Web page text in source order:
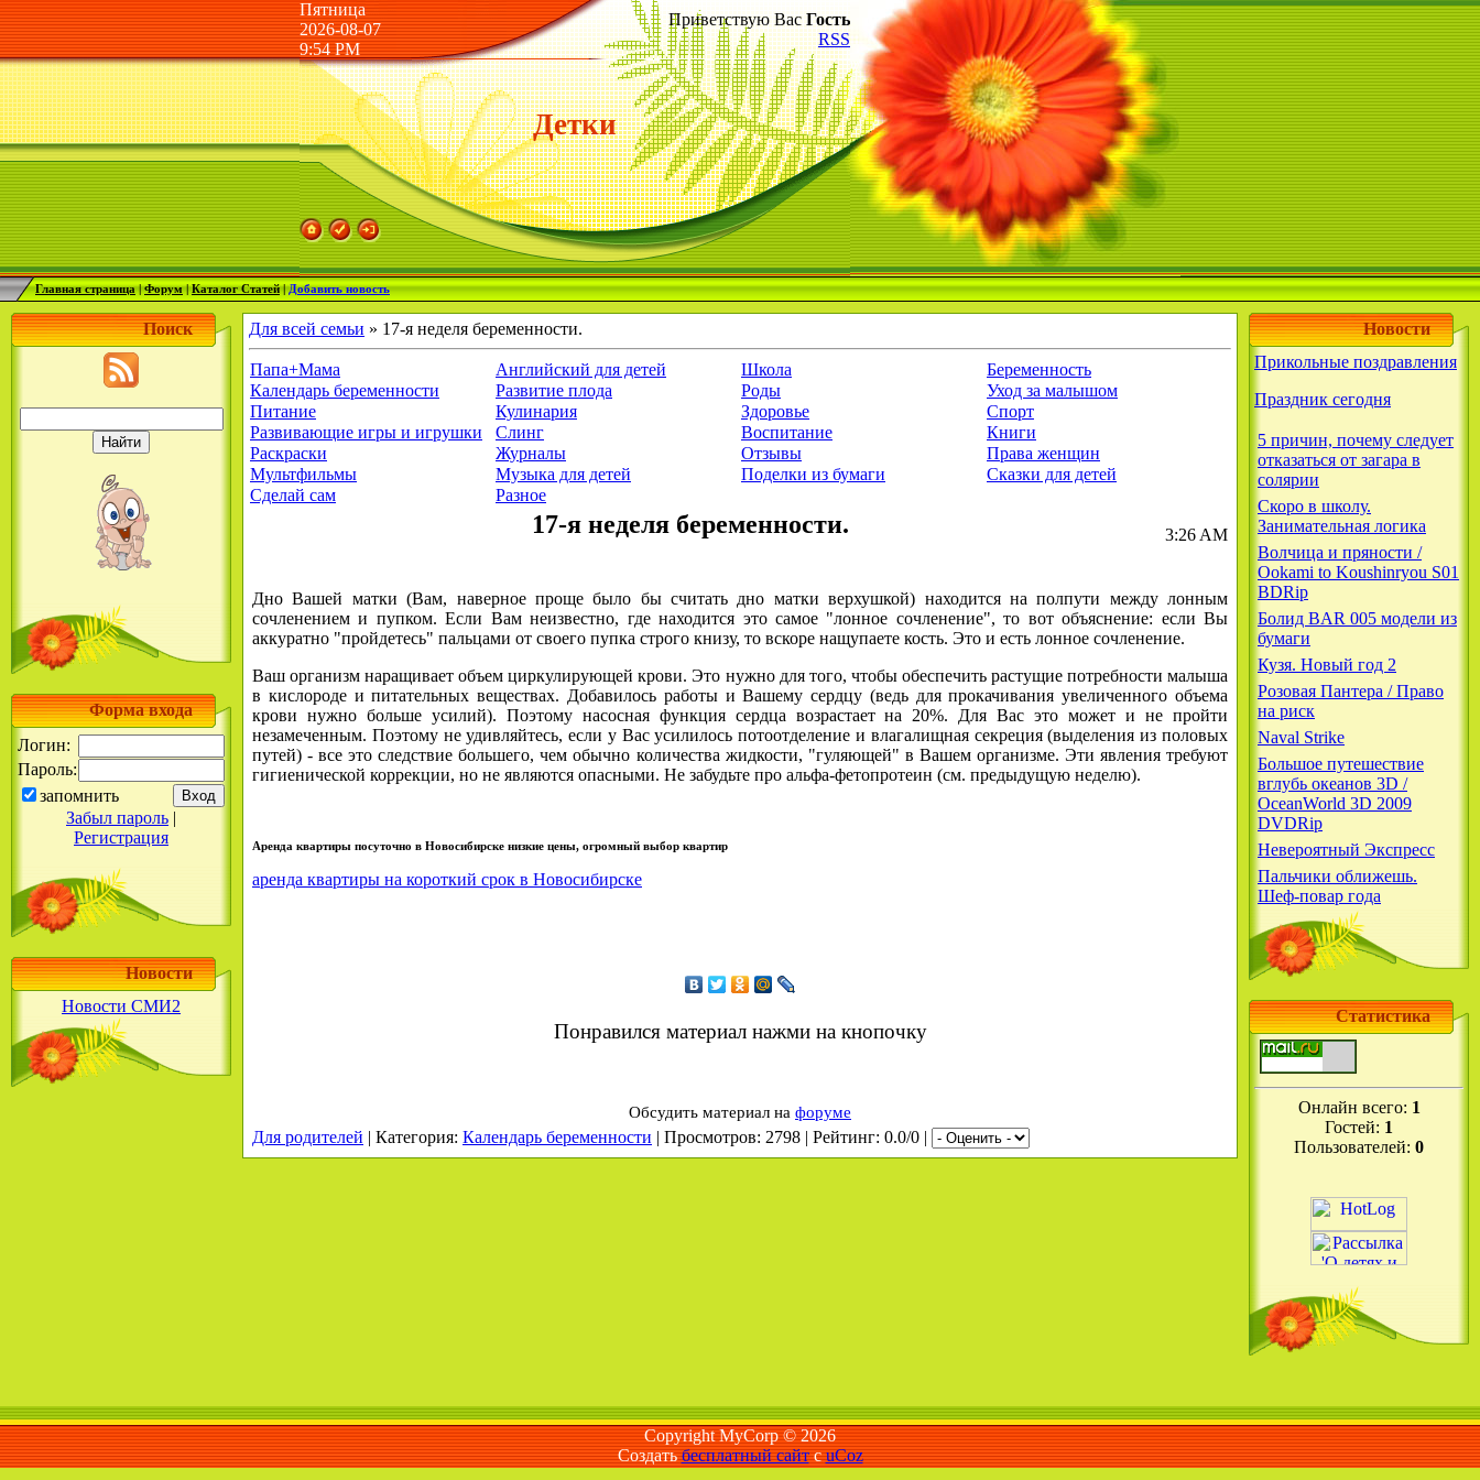
Пятница
2026-08-07
9:54 PM
Приветствую Вас Гость
RSS
Детки
Главная страница|Форум|Каталог Статей|Добавить новость
Поиск
Форма входа
Логин:
Пароль:
запомнить
Забыл пароль |
Регистрация
Новости
Новости СМИ2
Для всей семьи » 17-я неделя беременности.
Папа+Мама Английский для детей Школа
Беременность
Календарь беременности
Развитие плода Роды
Уход за малышом
Питание
Кулинария Здоровье
Спорт
Развивающие игры и игрушки
Слинг Воспитание
Книги
Раскраски
Журналы Отзывы
Права женщин
Мультфильмы
Музыка для детей Поделки из бумаги
Сказки для детей
Сделай сам
Разное
17-я неделя беременности. 3:26 AM
Дно Вашей матки (Вам, наверное проще было бы считать дно матки верхушкой) находится на полпути между лонным
сочленением и пупком. Если Вам неизвестно, где находится это самое "лонное сочленение", то вот объяснение: если Вы
аккуратно "пройдетесь" пальцами от своего пупка строго книзу, то вскоре нащупаете кость. Это и есть лонное сочленение.
Ваш организм наращивает объем циркулирующей крови. Это нужно для того, чтобы обеспечить растущие потребности малыша
в кислороде и питательных веществах. Добавилось работы и Вашему сердцу (ведь для прокачивания увеличенного объема
крови нужно больше усилий). Поэтому насосная функция сердца возрастает на 20%. Для Вас это может и не пройти
незамеченным. Поэтому не удивляйтесь, если у Вас усилилось потоотделение и влагалищная секреция (выделения из половых
путей) - все это следствие большего, чем обычно количества жидкости, "гуляющей" в Вашем организме. Эти явления требуют
гигиенической коррекции, но не являются опасными. Не забудьте про альфа-фетопротеин (см. предыдущую неделю).
Аренда квартиры посуточно в Новосибирске низкие цены, огромный выбор квартир
аренда квартиры на короткий срок в Новосибирске
Понравился материал нажми на кнопочку
Обсудить материал на форуме
Для родителей | Категория: Календарь беременности | Просмотров: 2798 | Рейтинг: 0.0/0 |
Новости
Прикольные поздравления
Праздник сегодня
5 причин, почему следует
отказаться от загара в
солярии
Скоро в школу.
Занимательная логика
Волчица и пряности /
Ookami to Koushinryou S01
BDRip
Болид BAR 005 модели из
бумаги
Кузя. Новый год 2
Розовая Пантера / Право
на риск
Naval Strike
Большое путешествие
вглубь океанов 3D /
OceanWorld 3D 2009
DVDRip
Невероятный Экспресс
Пальчики оближешь.
Шеф-повар года
Статистика
Онлайн всего: 1
Гостей: 1
Пользователей: 0
Copyright MyCorp © 2026
Создатьбесплатный сайтсuCoz